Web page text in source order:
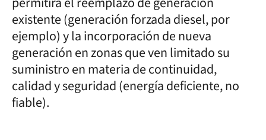
existente (generación forzada diesel, por
ejemplo) y la incorporación de nueva
generación en zonas que ven limitado su
suministro en materia de continuidad,
calidad y seguridad (energía deficiente, no
fiable).